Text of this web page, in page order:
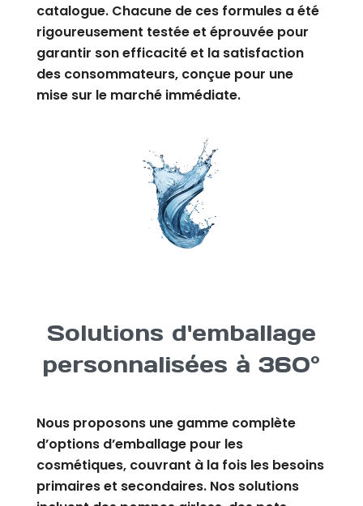
catalogue. Chacune de ces formules a été
rigoureusement testée et éprouvée pour
garantir son efficacité et la satisfaction
des consommateurs, conçue pour une
mise sur le marché immédiate.
Solutions d'emballage
personnalisées à 360°
Nous proposons une gamme complète
d’options d’emballage pour les
cosmétiques, couvrant à la fois les besoins
primaires et secondaires. Nos solutions